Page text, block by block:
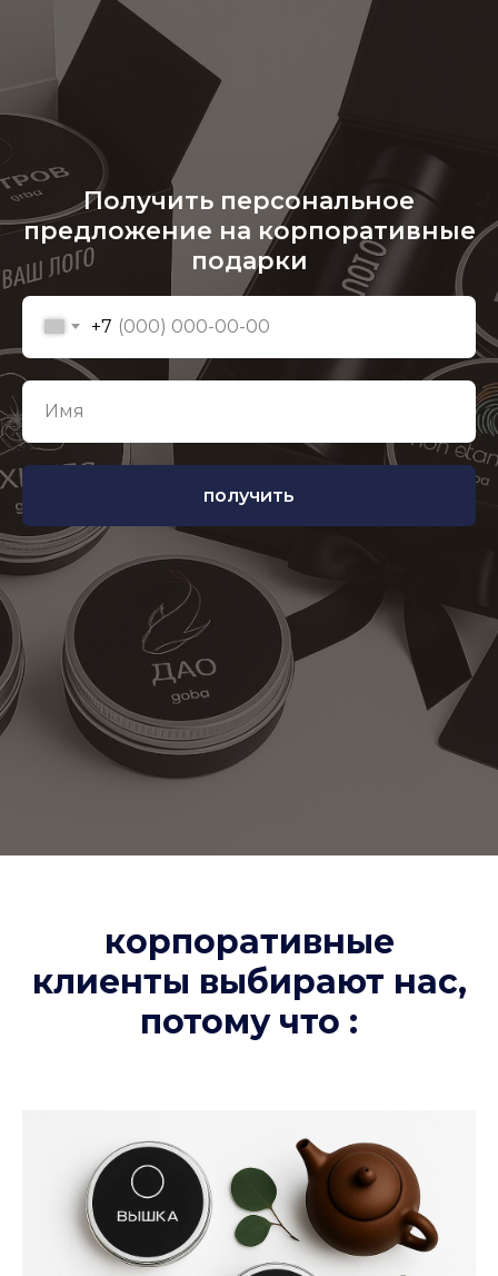
Получить персональное
предложение на корпоративные
подарки
+7
получить
корпоративные
клиенты выбирают нас,
потому что :